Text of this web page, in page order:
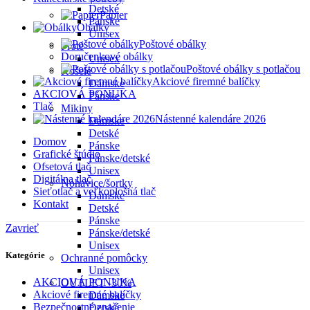
Detské
Pánske
Unisex
Froté
Unisex
Košele
Dámske
Pánske
Mikiny
Dámske
Detské
Pánske
Pánske/detské
Unisex
Nohavice/šortky
Dámske
Detské
Pánske
Pánske/detské
Unisex
Ochranné pomôcky
Unisex
OUTLET -30%
Dámske
Detské
Papier
Obálky
Poštové obálky
Doručenkové obálky
Poštové obálky s potlačou
Akciové firemné balíčky
AKCIOVÁ PONUKA
Tlač
Nástenné kalendáre 2026
Domov
Grafické štúdio
Ofsetová tlač
Digitálna tlač
Sieťotlač a veľkoplošná tlač
Kontakt
Zavrieť
Kategórie
AKCIOVÁ PONUKA
Akciové firemné balíčky
Bezpečnostné značenie